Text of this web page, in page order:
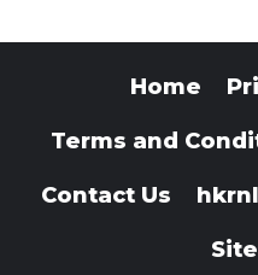
Home
Terms and
Contact Us hkrnl